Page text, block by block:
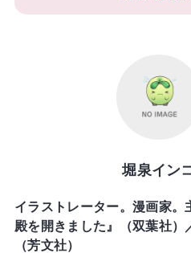
堀泉イン
イラストレーター。漫画家。
殿を開きました』（双葉社）
（芳文社）